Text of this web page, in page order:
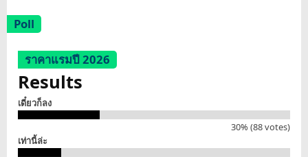
Poll
ราคาแรมปี 2026
Results
เดี๋ยวก็ลง
30% (88 votes)
เท่านี้ล่ะ